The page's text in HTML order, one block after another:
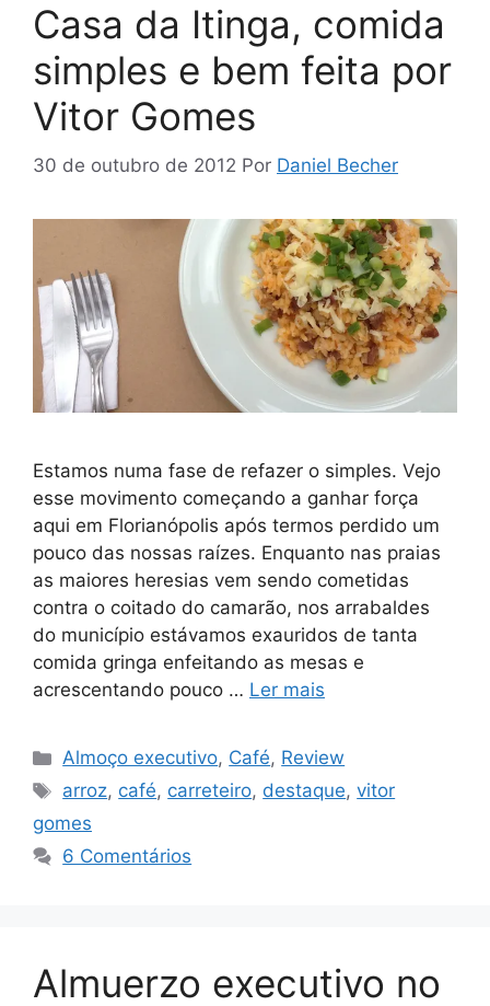
Casa da Itinga, comida
simples e bem feita por
Vitor Gomes
30 de outubro de 2012 Por Daniel Becher
Estamos numa fase de refazer o simples. Vejo
esse movimento começando a ganhar força
aqui em Florianópolis após termos perdido um
pouco das nossas raízes. Enquanto nas praias
as maiores heresias vem sendo cometidas
contra o coitado do camarão, nos arrabaldes
do município estávamos exauridos de tanta
comida gringa enfeitando as mesas e
acrescentando pouco … Ler mais
Categorias
Almoço executivo, Café, Review
Tags
arroz, café, carreteiro, destaque,vitor
gomes
6 Comentários
Almuerzo executivo no